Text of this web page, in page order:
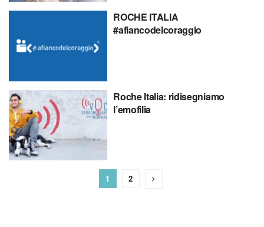
ROCHE ITALIA
#afiancodelcoraggio
Roche Italia: ridisegniamo
l’emofilia
1 2